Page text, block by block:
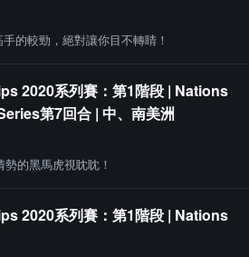
的較勁，絕對讓你目不轉睛！
2020系列賽：第1階段 | Nations
第7回合 | 中、南美洲
的黑馬虎視眈眈！
2020系列賽：第1階段 | Nations